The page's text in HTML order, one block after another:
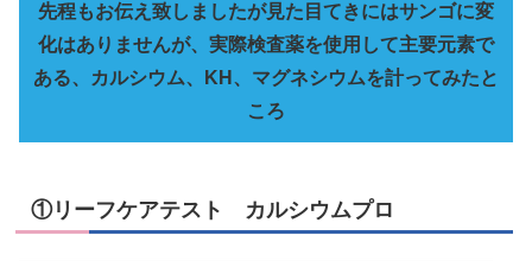
先程もお伝え致しましたが見た目てきにはサンゴに変
化はありませんが、実際検査薬を使用して主要元素で
ある、カルシウム、KH、マグネシウムを計ってみたと
ころ
①リーフケアテスト カルシウムプロ